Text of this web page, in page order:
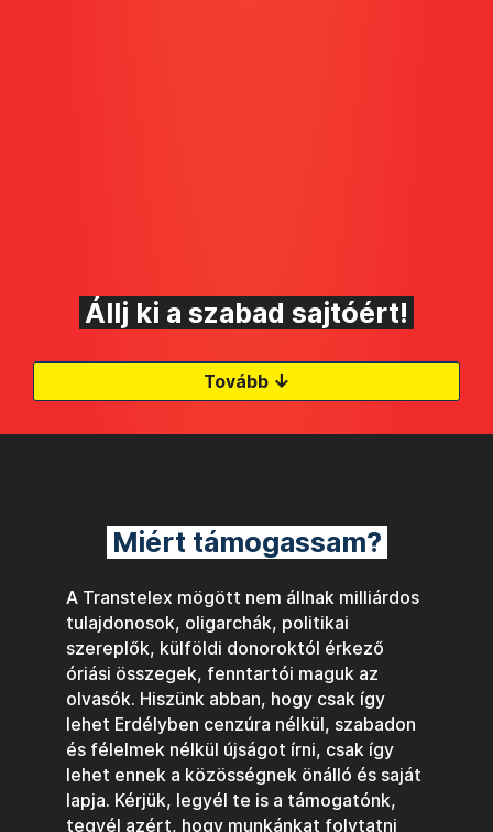
Állj ki a szabad sajtóért!
Tovább ↓
Miért támogassam?
A Transtelex mögött nem állnak milliárdos
tulajdonosok, oligarchák, politikai
szereplők, külföldi donoroktól érkező
óriási összegek, fenntartói maguk az
olvasók. Hiszünk abban, hogy csak így
lehet Erdélyben cenzúra nélkül, szabadon
és félelmek nélkül újságot írni, csak így
lehet ennek a közösségnek önálló és saját
lapja. Kérjük, legyél te is a támogatónk,
tegyél azért, hogy munkánkat folytatni